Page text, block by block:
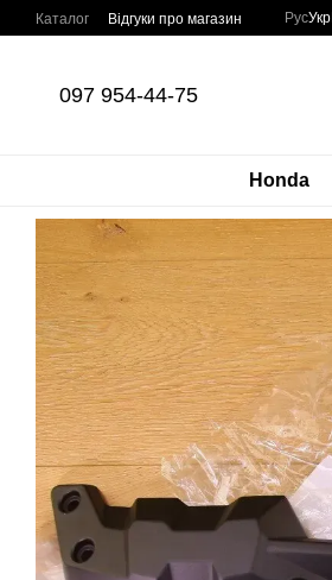
Перейти до основного контенту
Каталог Відгуки про магазин РусУкр
097 954-44-75
Honda